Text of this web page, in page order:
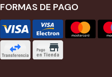
FORMAS DE PAGO